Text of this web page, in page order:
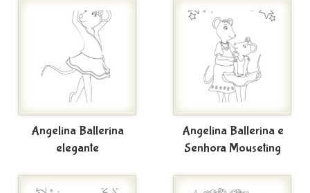
Angelina Ballerina
elegante
Angelina Ballerina e
Senhora Mouseting